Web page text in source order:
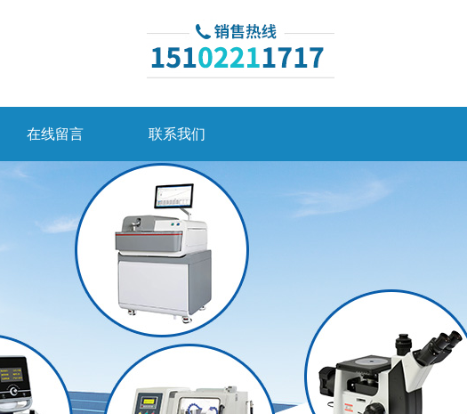
在线留言 联系我们